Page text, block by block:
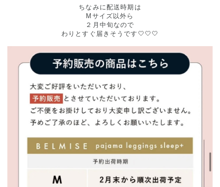
ちなみに配送時期は
Mサイズ以外ら
２月中旬なので
わりとすぐ届きそうです🤍🤍🤍